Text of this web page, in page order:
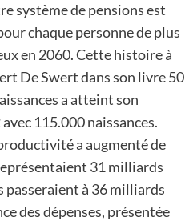
système de pensions est
chaque personne de plus
en 2060. Cette histoire à
De Swert dans son livre 50
a atteint son
115.000 naissances.
a augmenté de
31 milliards
passeraient à 36 milliards
des dépenses, présentée